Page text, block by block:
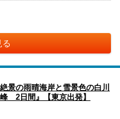
る
景の雨晴海岸と雪景色の白川
2日間』【東京出発】